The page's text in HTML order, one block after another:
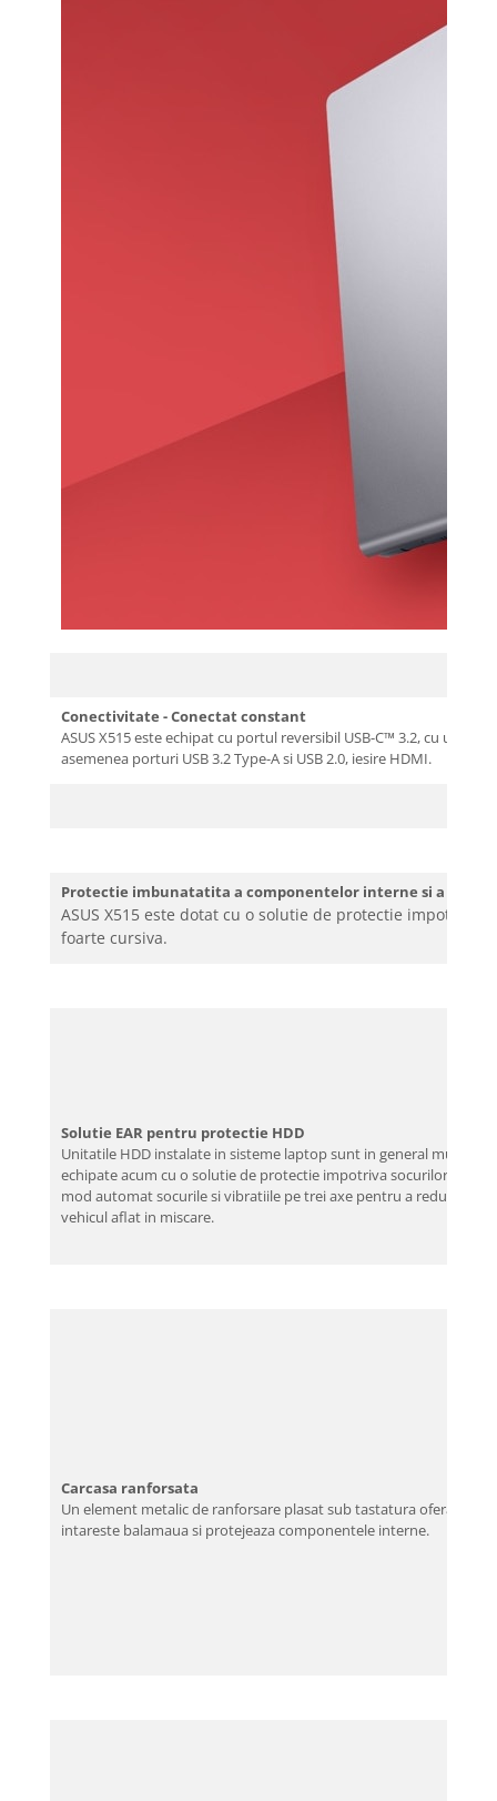
Conectivitate - Conectat constant
ASUS X515 este echipat cu portul reversibil USB-C™ 3.2, cu un
asemenea porturi USB 3.2 Type-A si USB 2.0, iesire HDMI.
Protectie imbunatatita a componentelor interne si a
ASUS X515 este dotat cu o solutie de protectie
foarte cursiva.
Solutie EAR pentru protectie HDD
Unitatile HDD instalate in sisteme laptop sunt in general mult
echipate acum cu o solutie de protectie impotriva socurilor de
mod automat socurile si vibratiile pe trei axe pentru a reduce
vehicul aflat in miscare.
Carcasa ranforsata
Un element metalic de ranforsare plasat sub tastatura ofera un
intareste balamaua si protejeaza componentele interne.